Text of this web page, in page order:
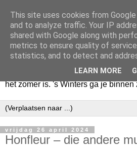
Huize Zeezicht
Als het lente is, lees ik een krant op
latte uit een glas. Of om het even
cappuccino of een dubbele
het zomer is. 's Winters ga je binnen
vrijdag 26 april 2024
Honfleur – die andere
This site uses cookies from
and to analyze traffic. Your IP
shared with Google along with
metrics to ensure quality of
statistics, and to detect and
LEARN MORE